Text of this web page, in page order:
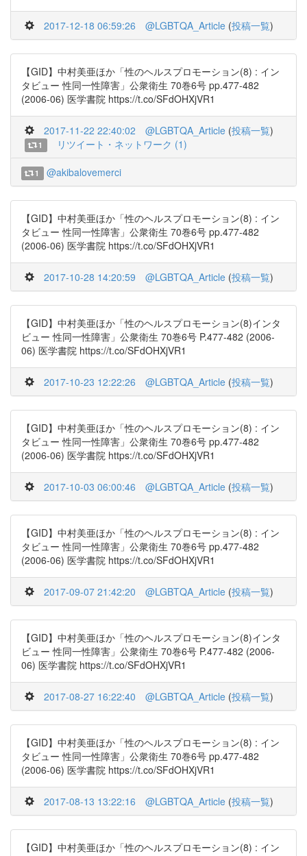
2017-12-18 06:59:26 @LGBTQA_Article (投稿一覧)
【GID】中村美亜ほか「性のヘルスプロモーション(8) : イン
タビュー 性同一性障害」公衆衛生 70巻6号 pp.477-482
(2006-06) 医学書院 https://t.co/SFdOHXjVR1
2017-11-22 22:40:02 @LGBTQA_Article (投稿一覧)
1 リツイート・ネットワーク (1)
1 @akibalovemerci
【GID】中村美亜ほか「性のヘルスプロモーション(8) : イン
タビュー 性同一性障害」公衆衛生 70巻6号 pp.477-482
(2006-06) 医学書院 https://t.co/SFdOHXjVR1
2017-10-28 14:20:59 @LGBTQA_Article (投稿一覧)
【GID】中村美亜ほか「性のヘルスプロモーション(8)インタ
ビュー 性同一性障害」公衆衛生 70巻6号 P.477-482 (2006-
06) 医学書院 https://t.co/SFdOHXjVR1
2017-10-23 12:22:26 @LGBTQA_Article (投稿一覧)
【GID】中村美亜ほか「性のヘルスプロモーション(8) : イン
タビュー 性同一性障害」公衆衛生 70巻6号 pp.477-482
(2006-06) 医学書院 https://t.co/SFdOHXjVR1
2017-10-03 06:00:46 @LGBTQA_Article (投稿一覧)
【GID】中村美亜ほか「性のヘルスプロモーション(8) : イン
タビュー 性同一性障害」公衆衛生 70巻6号 pp.477-482
(2006-06) 医学書院 https://t.co/SFdOHXjVR1
2017-09-07 21:42:20 @LGBTQA_Article (投稿一覧)
【GID】中村美亜ほか「性のヘルスプロモーション(8)インタ
ビュー 性同一性障害」公衆衛生 70巻6号 P.477-482 (2006-
06) 医学書院 https://t.co/SFdOHXjVR1
2017-08-27 16:22:40 @LGBTQA_Article (投稿一覧)
【GID】中村美亜ほか「性のヘルスプロモーション(8) : イン
タビュー 性同一性障害」公衆衛生 70巻6号 pp.477-482
(2006-06) 医学書院 https://t.co/SFdOHXjVR1
2017-08-13 13:22:16 @LGBTQA_Article (投稿一覧)
【GID】中村美亜ほか「性のヘルスプロモーション(8) : イン